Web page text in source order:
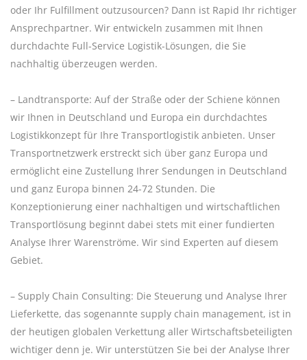
oder Ihr Fulfillment outzusourcen? Dann ist Rapid Ihr richtiger
Ansprechpartner. Wir entwickeln zusammen mit Ihnen
durchdachte Full-Service Logistik-Lösungen, die Sie
nachhaltig überzeugen werden.
– Landtransporte: Auf der Straße oder der Schiene können
wir Ihnen in Deutschland und Europa ein durchdachtes
Logistikkonzept für Ihre Transportlogistik anbieten. Unser
Transportnetzwerk erstreckt sich über ganz Europa und
ermöglicht eine Zustellung Ihrer Sendungen in Deutschland
und ganz Europa binnen 24-72 Stunden. Die
Konzeptionierung einer nachhaltigen und wirtschaftlichen
Transportlösung beginnt dabei stets mit einer fundierten
Analyse Ihrer Warenströme. Wir sind Experten auf diesem
Gebiet.
– Supply Chain Consulting: Die Steuerung und Analyse Ihrer
Lieferkette, das sogenannte supply chain management, ist in
der heutigen globalen Verkettung aller Wirtschaftsbeteiligten
wichtiger denn je. Wir unterstützen Sie bei der Analyse Ihrer